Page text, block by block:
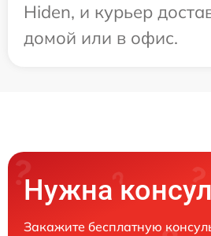
Hiden, и курьер
домой или в офис.
Нужна
Закажите бесплатную